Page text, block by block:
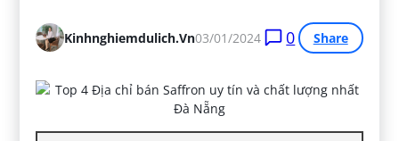
Kinhnghiemdulich.vn03/01/2024 0 Share